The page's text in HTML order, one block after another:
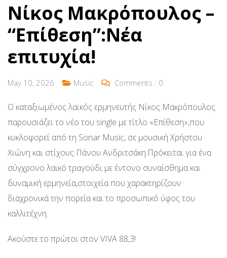
Νίκος Μακρόπουλος –
“Επίθεση”:Νέα
επιτυχία!
May 10, 2026 Music Comments : 0
Ο καταξιωμένος λαϊκός ερμηνευτής Νίκος Μακρόπουλος
παρουσιάζει το νέο του single με τίτλο «Επίθεση»,που
κυκλοφορεί από τη Sonar Music, σε μουσική Χρήστου
Χιώνη και στίχους Πάνου Ανδριτσάκη.Πρόκειται για ένα
σύγχρονο λαϊκό τραγούδι με έντονο συναίσθημα και
δυναμική ερμηνεία,στοιχεία που χαρακτηρίζουν
διαχρονικά την πορεία και το προσωπικό ύφος του
καλλιτέχνη.
Ακούστε το πρώτοι στον VIVA 88,3!